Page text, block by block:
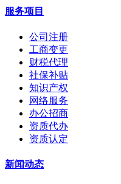
服务项目
公司注册
工商变更
财税代理
社保补贴
知识产权
网络服务
办公招商
资质代办
资质认定
新闻动态